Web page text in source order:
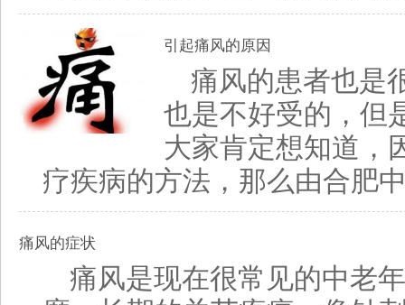
引起痛风的原因
痛风的患者也是
也是不好受的，但
大家肯定想知道，
疗疾病的方法，那么由合肥
痛风的症状
痛风是现在很常见的中老